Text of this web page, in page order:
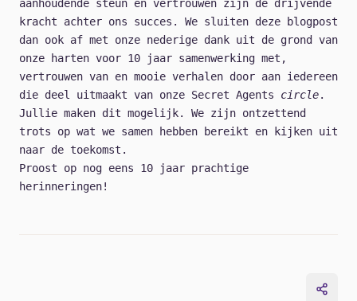
aanhoudende steun en vertrouwen zijn de drijvende
kracht achter ons succes. We sluiten deze blogpost
dan ook af met onze nederige dank uit de grond van
onze harten voor 10 jaar samenwerking met,
vertrouwen van en mooie verhalen door aan iedereen
die deel uitmaakt van onze Secret Agents circle.
Jullie maken dit mogelijk. We zijn ontzettend
trots op wat we samen hebben bereikt en kijken uit
naar de toekomst.
Proost op nog eens 10 jaar prachtige
herinneringen!